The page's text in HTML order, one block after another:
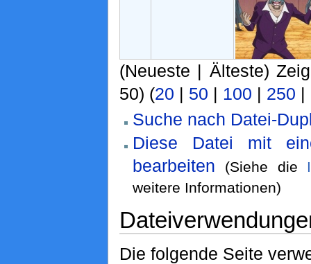
(Neueste | Älteste)
50) (20 | 50 | 100 | 250 |
Suche nach Datei-
Diese Datei mit
bearbeiten
(Siehe die
weitere Informationen)
Die folgende Seite